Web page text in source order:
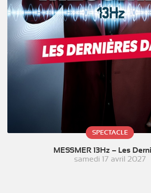
SPECTACLE
MESSMER 13Hz – Les
samedi 17 avril 2027